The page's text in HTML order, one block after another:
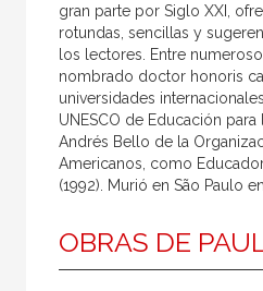
gran parte por Siglo XXI,
rotundas, sencillas y
los lectores. Entre
nombrado doctor honoris
universidades
UNESCO de Educación para
Andrés Bello de la
Americanos, como
(1992). Murió en São Paulo
OBRAS DE